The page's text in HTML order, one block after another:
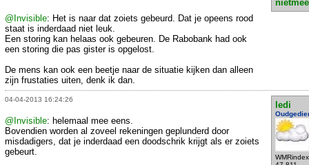
@Invisible: Het is naar dat zoiets gebeurd. Dat je opeens rood
staat is inderdaad niet leuk.
Een storing kan helaas ook gebeuren. De Rabobank had ook
een storing die pas gister is opgelost.
De mens kan ook een beetje naar de situatie kijken dan alleen
zijn frustaties uiten, denk ik dan.
04-04-2013 16:24:26
ledi
@Invisible: helemaal mee eens.
Bovendien worden al zoveel rekeningen geplunderd door
misdadigers, dat je inderdaad een doodschrik krijgt als er zoiets
gebeurt.